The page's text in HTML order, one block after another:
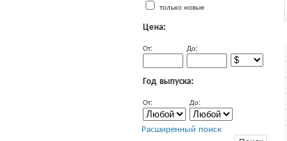
только новые
Цена:
От: До:
Год выпуска:
От: До:
Расширенный поиск